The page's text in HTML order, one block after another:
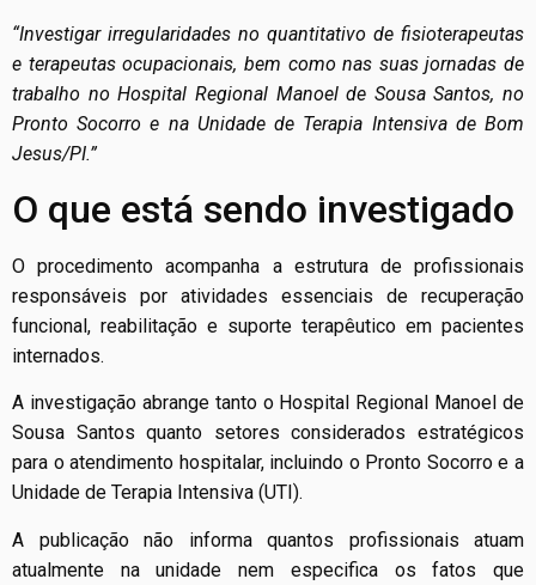
“Investigar irregularidades no quantitativo de fisioterapeutas
e terapeutas ocupacionais, bem como nas suas jornadas de
trabalho no Hospital Regional Manoel de Sousa Santos, no
Pronto Socorro e na Unidade de Terapia Intensiva de Bom
Jesus/PI.”
O que está sendo investigado
O procedimento acompanha a estrutura de profissionais
responsáveis por atividades essenciais de recuperação
funcional, reabilitação e suporte terapêutico em pacientes
internados.
A investigação abrange tanto o Hospital Regional Manoel de
Sousa Santos quanto setores considerados estratégicos
para o atendimento hospitalar, incluindo o Pronto Socorro e a
Unidade de Terapia Intensiva (UTI).
A publicação não informa quantos profissionais atuam
atualmente na unidade nem especifica os fatos que